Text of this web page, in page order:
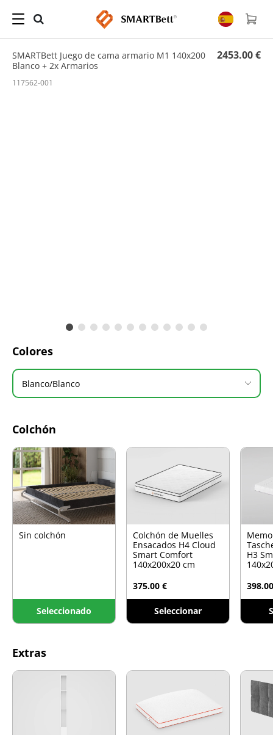
Hogar Conjunto
/ SMARTBett Juego de cama armario M1 140x200 Blanco + 2x
SMARTBett Juego de cama armario M1 140x200
Blanco + 2x Armarios
2453.00 €
117562-001
Colores
Blanco/Blanco
Colchón
Sin colchón
Seleccionado
Colchón de Muelles
Ensacados H4 Cloud
Smart Comfort
140x200x20 cm
375.00 €
Seleccionar
H3
Extras